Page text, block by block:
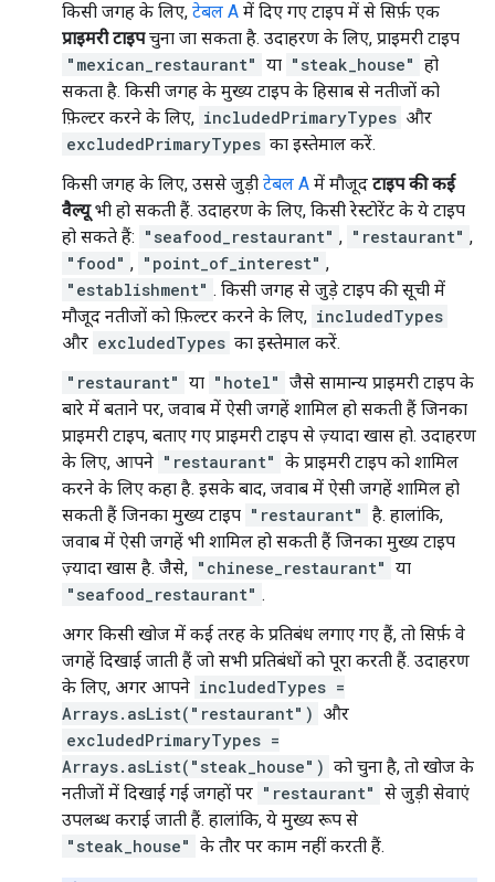
किसी जगह के लिए, टेबल A में दिए गए टाइप में से सिर्फ़ एक
प्राइमरी टाइपचुना जा सकता है. उदाहरण के लिए, प्राइमरी टाइप
"mexican_restaurant" या "steak_house" हो
सकता है. किसी जगह के मुख्य टाइप के हिसाब से नतीजों को
फ़िल्टर करने के लिए, includedPrimaryTypes और
excludedPrimaryTypes का इस्तेमाल करें.
किसी जगह के लिए, उससे जुड़ी टेबल A में मौजूद टाइप की कई
वैल्यूभी हो सकती हैं. उदाहरण के लिए, किसी रेस्टोरेंट के ये टाइप
हो सकते हैं: "seafood_restaurant" , "restaurant" ,
"food" , "point_of_interest" ,
"establishment" . किसी जगह से जुड़े टाइप की सूची में
मौजूद नतीजों को फ़िल्टर करने के लिए, includedTypes
और excludedTypes का इस्तेमाल करें.
"restaurant" या "hotel" जैसे सामान्य प्राइमरी टाइप के
बारे में बताने पर, जवाब में ऐसी जगहें शामिल हो सकती हैं जिनका
प्राइमरी टाइप, बताए गए प्राइमरी टाइप से ज़्यादा खास हो. उदाहरण
के लिए, आपने "restaurant" के प्राइमरी टाइप को शामिल
करने के लिए कहा है. इसके बाद, जवाब में ऐसी जगहें शामिल हो
सकती हैं जिनका मुख्य टाइप "restaurant" है. हालांकि,
जवाब में ऐसी जगहें भी शामिल हो सकती हैं जिनका मुख्य टाइप
ज़्यादा खास है. जैसे, "chinese_restaurant" या
"seafood_restaurant" .
अगर किसी खोज में कई तरह के प्रतिबंध लगाए गए हैं, तो सिर्फ़ वे
जगहें दिखाई जाती हैं जो सभी प्रतिबंधों को पूरा करती हैं. उदाहरण
के लिए, अगर आपने includedTypes =
Arrays.asList("restaurant") और
excludedPrimaryTypes =
Arrays.asList("steak_house") को चुना है, तो खोज के
नतीजों में दिखाई गई जगहों पर "restaurant" से जुड़ी सेवाएं
उपलब्ध कराई जाती हैं. हालांकि, ये मुख्य रूप से
"steak_house" के तौर पर काम नहीं करती हैं.